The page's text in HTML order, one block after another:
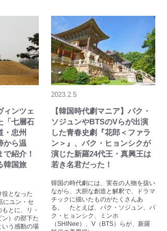
ィンツェ
「七層石
・忠州
から温
紹介！
韓国旅
役となった
にユン・セ
とに、リ・
ン）の部下た
いう感動の場
2023.2.5
【韓国時代劇マニア】パク・
ソジュンやBTSのVらが出演
した青春史劇『花郎＜ファラ
ン＞』、パク・ヒョンシクが
演じた新羅24代王・真興王は
若き名君だった！
韓国の時代劇には、実在の人物を扱い
ながら、大胆な創造と解釈で、ドラマ
チックに描いたものがたくさんあ
る。 たとえば、パク・ソジュン、パ
ク・ヒョンシク、ミンホ
（SHINee）、V（BTS）らが、新羅